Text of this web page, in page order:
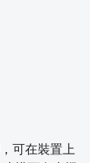
可在裝置上